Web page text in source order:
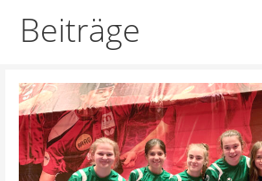
Beiträge